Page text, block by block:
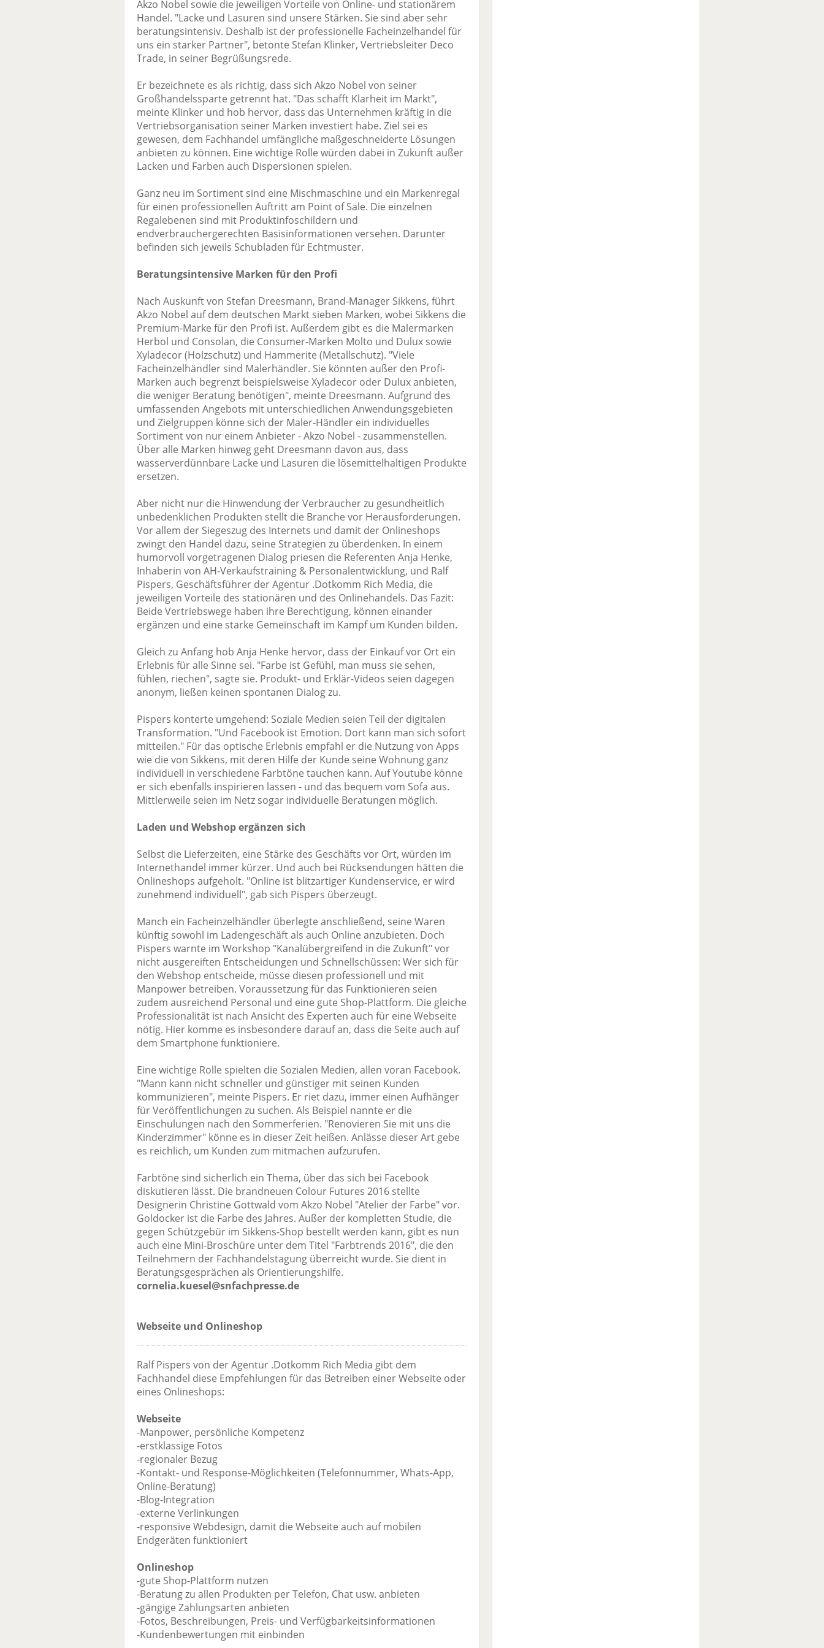
Akzo Nobel sowie die jeweiligen Vorteile von Online- und stationärem
Handel. "Lacke und Lasuren sind unsere Stärken. Sie sind aber sehr
beratungsintensiv. Deshalb ist der professionelle Facheinzelhandel für
uns ein starker Partner", betonte Stefan Klinker, Vertriebsleiter Deco
Trade, in seiner Begrüßungsrede.
Er bezeichnete es als richtig, dass sich Akzo Nobel von seiner
Großhandelssparte getrennt hat. "Das schafft Klarheit im Markt",
meinte Klinker und hob hervor, dass das Unternehmen kräftig in die
Vertriebsorganisation seiner Marken investiert habe. Ziel sei es
gewesen, dem Fachhandel umfängliche maßgeschneiderte Lösungen
anbieten zu können. Eine wichtige Rolle würden dabei in Zukunft außer
Lacken und Farben auch Dispersionen spielen.
Ganz neu im Sortiment sind eine Mischmaschine und ein Markenregal
für einen professionellen Auftritt am Point of Sale. Die einzelnen
Regalebenen sind mit Produktinfoschildern und
endverbrauchergerechten Basisinformationen versehen. Darunter
befinden sich jeweils Schubladen für Echtmuster.
Beratungsintensive Marken für den Profi
Nach Auskunft von Stefan Dreesmann, Brand-Manager Sikkens, führt
Akzo Nobel auf dem deutschen Markt sieben Marken, wobei Sikkens die
Premium-Marke für den Profi ist. Außerdem gibt es die Malermarken
Herbol und Consolan, die Consumer-Marken Molto und Dulux sowie
Xyladecor (Holzschutz) und Hammerite (Metallschutz). "Viele
Facheinzelhändler sind Malerhändler. Sie könnten außer den Profi-
Marken auch begrenzt beispielsweise Xyladecor oder Dulux anbieten,
die weniger Beratung benötigen", meinte Dreesmann. Aufgrund des
umfassenden Angebots mit unterschiedlichen Anwendungsgebieten
und Zielgruppen könne sich der Maler-Händler ein individuelles
Sortiment von nur einem Anbieter - Akzo Nobel - zusammenstellen.
Über alle Marken hinweg geht Dreesmann davon aus, dass
wasserverdünnbare Lacke und Lasuren die lösemittelhaltigen Produkte
ersetzen.
Aber nicht nur die Hinwendung der Verbraucher zu gesundheitlich
unbedenklichen Produkten stellt die Branche vor Herausforderungen.
Vor allem der Siegeszug des Internets und damit der Onlineshops
zwingt den Handel dazu, seine Strategien zu überdenken. In einem
humorvoll vorgetragenen Dialog priesen die Referenten Anja Henke,
Inhaberin von AH-Verkaufstraining & Personalentwicklung, und Ralf
Pispers, Geschäftsführer der Agentur .Dotkomm Rich Media, die
jeweiligen Vorteile des stationären und des Onlinehandels. Das Fazit:
Beide Vertriebswege haben ihre Berechtigung, können einander
ergänzen und eine starke Gemeinschaft im Kampf um Kunden bilden.
Gleich zu Anfang hob Anja Henke hervor, dass der Einkauf vor Ort ein
Erlebnis für alle Sinne sei. "Farbe ist Gefühl, man muss sie sehen,
fühlen, riechen", sagte sie. Produkt- und Erklär-Videos seien dagegen
anonym, ließen keinen spontanen Dialog zu.
Pispers konterte umgehend: Soziale Medien seien Teil der digitalen
Transformation. "Und Facebook ist Emotion. Dort kann man sich sofort
mitteilen." Für das optische Erlebnis empfahl er die Nutzung von Apps
wie die von Sikkens, mit deren Hilfe der Kunde seine Wohnung ganz
individuell in verschiedene Farbtöne tauchen kann. Auf Youtube könne
er sich ebenfalls inspirieren lassen - und das bequem vom Sofa aus.
Mittlerweile seien im Netz sogar individuelle Beratungen möglich.
Laden und Webshop ergänzen sich
Selbst die Lieferzeiten, eine Stärke des Geschäfts vor Ort, würden im
Internethandel immer kürzer. Und auch bei Rücksendungen hätten die
Onlineshops aufgeholt. "Online ist blitzartiger Kundenservice, er wird
zunehmend individuell", gab sich Pispers überzeugt.
Manch ein Facheinzelhändler überlegte anschließend, seine Waren
künftig sowohl im Ladengeschäft als auch Online anzubieten. Doch
Pispers warnte im Workshop "Kanalübergreifend in die Zukunft" vor
nicht ausgereiften Entscheidungen und Schnellschüssen: Wer sich für
den Webshop entscheide, müsse diesen professionell und mit
Manpower betreiben. Voraussetzung für das Funktionieren seien
zudem ausreichend Personal und eine gute Shop-Plattform. Die gleiche
Professionalität ist nach Ansicht des Experten auch für eine Webseite
nötig. Hier komme es insbesondere darauf an, dass die Seite auch auf
dem Smartphone funktioniere.
Eine wichtige Rolle spielten die Sozialen Medien, allen voran Facebook.
"Mann kann nicht schneller und günstiger mit seinen Kunden
kommunizieren", meinte Pispers. Er riet dazu, immer einen Aufhänger
für Veröffentlichungen zu suchen. Als Beispiel nannte er die
Einschulungen nach den Sommerferien. "Renovieren Sie mit uns die
Kinderzimmer" könne es in dieser Zeit heißen. Anlässe dieser Art gebe
es reichlich, um Kunden zum mitmachen aufzurufen.
Farbtöne sind sicherlich ein Thema, über das sich bei Facebook
diskutieren lässt. Die brandneuen Colour Futures 2016 stellte
Designerin Christine Gottwald vom Akzo Nobel "Atelier der Farbe" vor.
Goldocker ist die Farbe des Jahres. Außer der kompletten Studie, die
gegen Schützgebür im Sikkens-Shop bestellt werden kann, gibt es nun
auch eine Mini-Broschüre unter dem Titel "Farbtrends 2016", die den
Teilnehmern der Fachhandelstagung überreicht wurde. Sie dient in
Beratungsgesprächen als Orientierungshilfe.
cornelia.kuesel@snfachpresse.de
Webseite und Onlineshop
Ralf Pispers von der Agentur .Dotkomm Rich Media gibt dem
Fachhandel diese Empfehlungen für das Betreiben einer Webseite oder
eines Onlineshops:
Webseite
-Manpower, persönliche Kompetenz
-erstklassige Fotos
-regionaler Bezug
-Kontakt- und Response-Möglichkeiten (Telefonnummer, Whats-App,
Online-Beratung)
-Blog-Integration
-externe Verlinkungen
-responsive Webdesign, damit die Webseite auch auf mobilen
Endgeräten funktioniert
Onlineshop
-gute Shop-Plattform nutzen
-Beratung zu allen Produkten per Telefon, Chat usw. anbieten
-gängige Zahlungsarten anbieten
-Fotos, Beschreibungen, Preis- und Verfügbarkeitsinformationen
-Kundenbewertungen mit einbinden